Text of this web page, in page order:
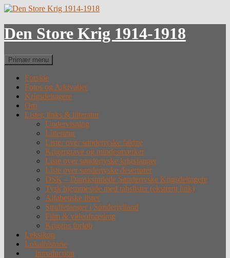
Hop
indhold
Den Store Krig 1914-1918
Søg
Primær menu
Forside
Fotos og Arkivalier
Krigsdeltagere
Om
Lister, links & litteratur
Undervisning
Litteratur
Lister over sønderjyske faldne
Krigergrave og mindesmærker
Liste over sønderjyske krigsfanger
Liste over sønderjyske desertører
DSK – Dansksindede Sønderjyske Krigsdeltagere
Tysk hjemmeside med tabslister (eksternt link)
Alfabetiske lister
Straffefanger i Sønderjylland
Film & videoforedrag
Krigens forløb
Leksikon
Lokalhistorie
Introduction